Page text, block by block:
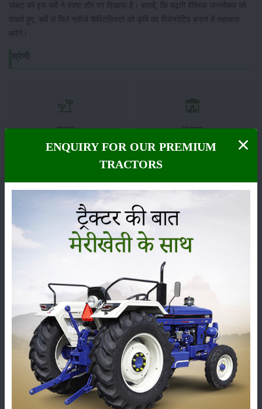
संकट को इस सर्वे ने स्पष्ट तौर पर दिखाया है। बतादें, कि बढ़ती वैश्विक जनसँख्या को
देखते हुए, सर्वे से मिले नतीजे कैपिटलिस्टों को कृषि का रीजेनरेटिव बनाने में सहायता
करेंगे।
फसल भंडारण
सम्पादकीय अन्य
लाड़ली बहना योजना की 36वीं किस्त जारी, करोड़ों महिलाओं के
खातों में पहुंचे 1500 रुपये
16-May-2026
ENQUIRY FOR OUR PREMIUM
TRACTORS